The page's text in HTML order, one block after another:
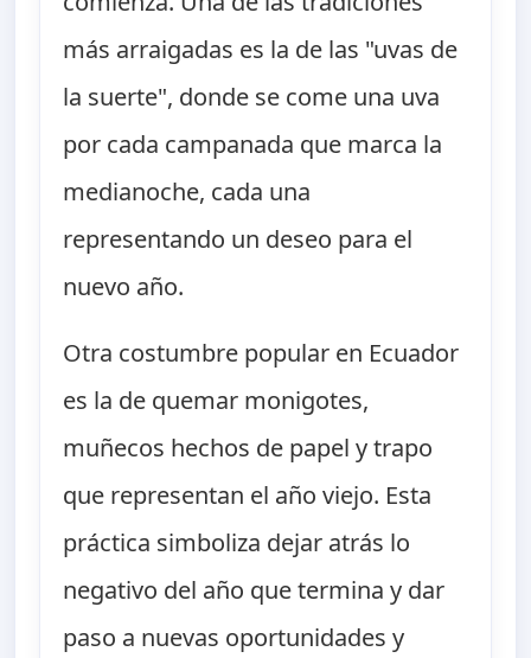
más arraigadas es la de las "uvas de
la suerte", donde se come una uva
por cada campanada que marca la
medianoche, cada una
representando un deseo para el
nuevo año.
Otra costumbre popular en Ecuador
es la de quemar monigotes,
muñecos hechos de papel y trapo
que representan el año viejo. Esta
práctica simboliza dejar atrás lo
negativo del año que termina y dar
paso a nuevas oportunidades y